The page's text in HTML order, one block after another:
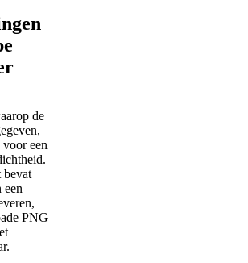
de
een
bevat
een
PNG